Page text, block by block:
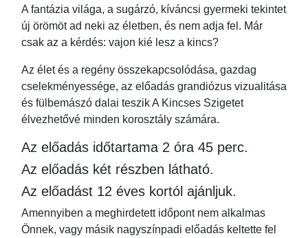
A fantázia világa, a sugárzó, kíváncsi gyermeki tekintet
új örömöt ad neki az életben, és nem adja fel. Már
csak az a kérdés: vajon kié lesz a kincs?
Az élet és a regény összekapcsolódása, gazdag
cselekményessége, az előadás grandiózus vizualitása
és fülbemászó dalai teszik A Kincses Szigetet
élvezhetővé minden korosztály számára.
Az előadás időtartama 2 óra 45 perc.
Az előadás két részben látható.
Az előadást 12 éves kortól ajánljuk.
Amennyiben a meghirdetett időpont nem alkalmas
Önnek, vagy másik nagyszínpadi előadás keltette fel